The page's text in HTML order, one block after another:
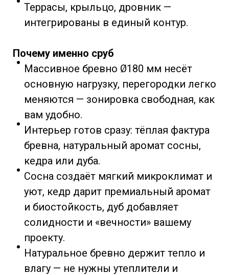
Террасы, крыльцо, дровник —
интегрированы в единый контур.
Почему именно сруб
Массивное бревно Ø180 мм несёт
основную нагрузку, перегородки легко
меняются — зонировка свободная, как
вам удобно.
Интерьер готов сразу: тёплая фактура
бревна, натуральный аромат сосны,
кедра или дуба.
Сосна создаёт мягкий микроклимат и
уют, кедр дарит премиальный аромат
и биостойкость, дуб добавляет
солидности и «вечности» вашему
проекту.
Натуральное бревно держит тепло и
влагу — не нужны утеплители и